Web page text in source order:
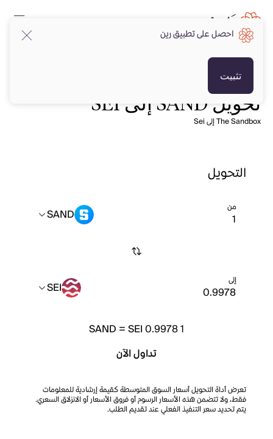
تحويل SAND إلى SEI
The Sandbox إلى Sei
التحويل
من SAND
إلى SEI
1
SAND =SEI 0.9978
تداول الآن
تعرض أداة التحويل أسعار السوق المتوسطة كقيمة إرشادية للمعلومات
فقط، ولا تتضمن هذه الأسعار الرسوم أو فروق الأسعار أو الانزلاق السعري.
يتم تحديد سعر التنفيذ الفعلي عند تقديم الطلب.
احصل على تطبيق رين
تثبيت